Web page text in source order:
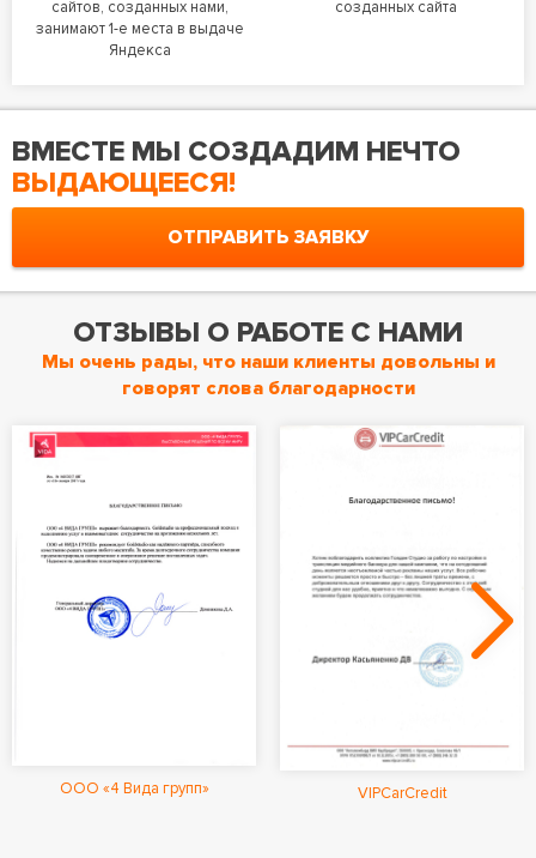
сайтов, созданных нами,
занимают 1-е места в выдаче
Яндекса
созданных сайта
ВМЕСТЕ МЫ СОЗДАДИМ НЕЧТО
ВЫДАЮЩЕЕСЯ!
ОТПРАВИТЬ ЗАЯВКУ
ОТЗЫВЫ О РАБОТЕ С НАМИ
Мы очень рады, что наши клиенты довольны и
говорят слова благодарности
ООО «4 Вида групп» VIPCarCredit